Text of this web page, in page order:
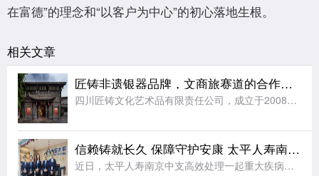
在富德”的理念和“以客户为中心”的初心落地生根。
相关文章
匠铸非遗银器品牌，文商旅赛道的合作之选
四川匠铸文化艺术品有限责任公司，成立于2008年，注册资本及实缴资本均为5000万元人民币，是一家集原创设计、生产制造、连锁零售于一体的银文化企业。公司总部位于四川成都，在职员工千余人，是全国工商联金
信赖铸就长久 保障守护安康 太平人寿南京中支高效赔付110万元赢得客户赞誉
近日，太平人寿南京中支高效处理一起重大疾病理赔案件，向客户达先生支付保险金共计110万元。本次理赔以专业、细节、温暖的服务切实履行了保险承诺，生动诠释了公司“以客户为中心”的服务理念。达先生自2014